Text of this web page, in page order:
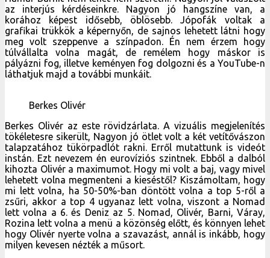
Berkes Olivér
Berkes Olivér az este rövidzárlata. A vizuális megjelenítés
tökéletesre sikerült, Nagyon jó ötlet volt a két vetítővászon
talapzatához tükörpadlót rakni. Erről mutattunk is videót
instán. Ezt nevezem én eurovíziós szintnek. Ebből a dalból
kihozta Olivér a maximumot. Hogy mi volt a baj, vagy mivel
lehetett volna megmenteni a kieséstől? Kiszámoltam, hogy
zsűri, akkor a top 4 ugyanaz lett volna, viszont a Nomad
Rozina lett volna a menü a közönség előtt, és könnyen lehet
hogy Olivér nyerte volna a szavazást, annál is inkább, hogy
milyen kevesen nézték a műsort.
Antal Timi és Demko Gergő
Antal Timiék nagyon megleptek engem. Az est egyik
kiemelkedő pontja. A dal nagyon magával ragadó, Timinek
nagyszerű hangja van, a színpadra vitel kicsit esetlen volt.
Az eurovíziós Fölszállott a páva ledgrafika tetszett, de
talán egy zenekar jól mutatott volna a háttérben, akivel az
énekesnő interakcióban lehet és át tudná ragasztani a dal